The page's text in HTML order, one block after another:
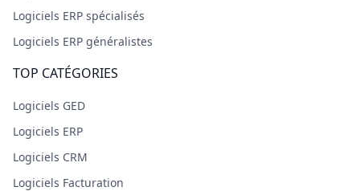
Logiciels ERP spécialisés
Logiciels ERP généralistes
TOP CATÉGORIES
Logiciels GED
Logiciels ERP
Logiciels CRM
Logiciels Facturation